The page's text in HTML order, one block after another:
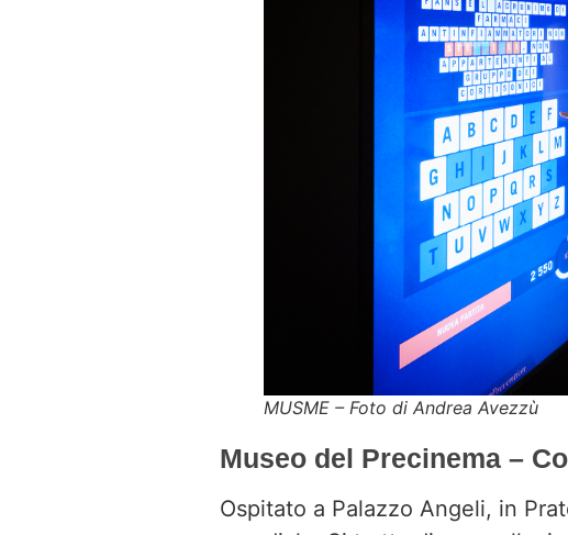
MUSME – Foto di Andrea Avezzù
Museo del Precinema –
Ospitato a Palazzo Angeli, in